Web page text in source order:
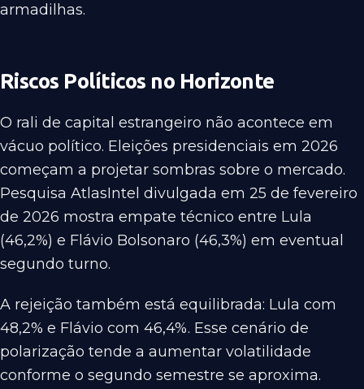
armadilhas.
Riscos Políticos no Horizonte
O rali de capital estrangeiro não acontece em
vácuo político. Eleições presidenciais em 2026
começam a projetar sombras sobre o mercado.
Pesquisa AtlasIntel divulgada em 25 de fevereiro
de 2026 mostra empate técnico entre Lula
(46,2%) e Flávio Bolsonaro (46,3%) em eventual
segundo turno.
A rejeição também está equilibrada: Lula com
48,2% e Flávio com 46,4%. Esse cenário de
polarização tende a aumentar volatilidade
conforme o segundo semestre se aproxima.